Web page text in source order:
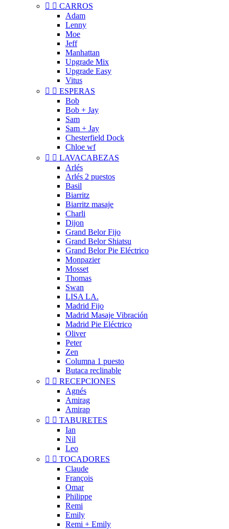
  CARROS
Adam
Lenny
Moe
Jeff
Manhattan
Upgrade Mix
Upgrade Easy
Vitus
  ESPERAS
Bob
Bob + Jay
Sam
Sam + Jay
Chesterfield Dock
Chloe wf
  LAVACABEZAS
Arlés
Arlés 2 puestos
Basil
Biarritz
Biarritz masaje
Charli
Dijon
Grand Belor Fijo
Grand Belor Shiatsu
Grand Belor Pie Eléctrico
Monpazier
Mosset
Thomas
Swan
LISA LA.
Madrid Fijo
Madrid Masaje Vibración
Madrid Pie Eléctrico
Oliver
Peter
Zen
Columna 1 puesto
Butaca reclinable
  RECEPCIONES
Agnés
Amirag
Amirap
  TABURETES
Ian
Nil
Leo
  TOCADORES
Claude
François
Omar
Philippe
Remi
Emily
Remi + Emily